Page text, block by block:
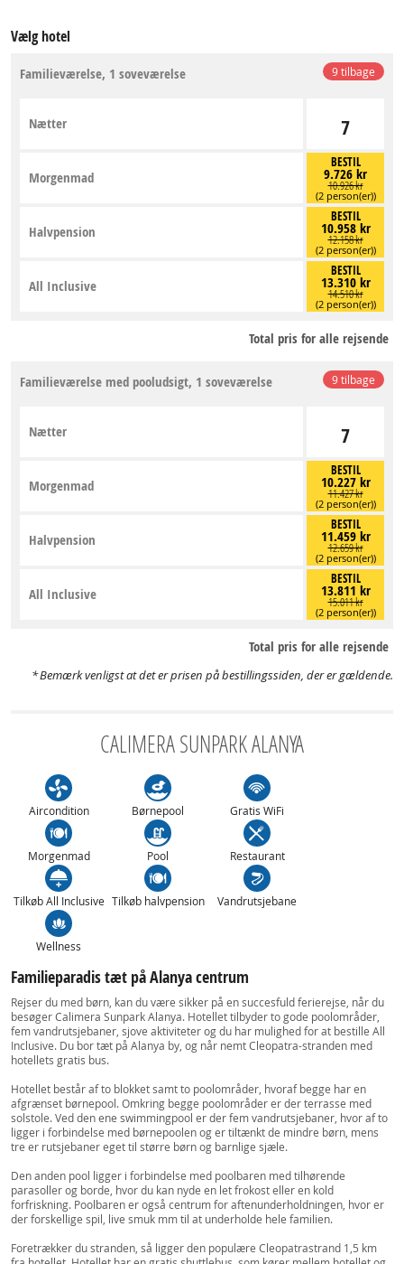
Vælg hotel
9 tilbage
Familieværelse, 1 soveværelse
7
Nætter
BESTIL
9.726 kr
10.926 kr
(2 person(er))
Morgenmad
BESTIL
10.958 kr
12.158 kr
(2 person(er))
Halvpension
BESTIL
13.310 kr
14.510 kr
(2 person(er))
All Inclusive
Total pris for alle rejsende
9 tilbage
Familieværelse med pooludsigt, 1 soveværelse
7
Nætter
BESTIL
10.227 kr
11.427 kr
(2 person(er))
Morgenmad
BESTIL
11.459 kr
12.659 kr
(2 person(er))
Halvpension
BESTIL
13.811 kr
15.011 kr
(2 person(er))
All Inclusive
Total pris for alle rejsende
Bemærk venligst at det er prisen på bestillingssiden, der er gældende.
CALIMERA SUNPARK ALANYA
Aircondition Børnepool Gratis WiFi
Morgenmad Pool Restaurant
Tilkøb All Inclusive Tilkøb halvpension Vandrutsjebane
Wellness
Familieparadis tæt på Alanya centrum
Rejser du med børn, kan du være sikker på en succesfuld ferierejse, når du
besøger Calimera Sunpark Alanya. Hotellet tilbyder to gode poolområder,
fem vandrutsjebaner, sjove aktiviteter og du har mulighed for at bestille All
Inclusive. Du bor tæt på Alanya by, og når nemt Cleopatra-stranden med
hotellets gratis bus.
Hotellet består af to blokket samt to poolområder, hvoraf begge har en
afgrænset børnepool. Omkring begge poolområder er der terrasse med
solstole. Ved den ene swimmingpool er der fem vandrutsjebaner, hvor af to
ligger i forbindelse med børnepoolen og er tiltænkt de mindre børn, mens
tre er rutsjebaner eget til større børn og barnlige sjæle.
Den anden pool ligger i forbindelse med poolbaren med tilhørende
parasoller og borde, hvor du kan nyde en let frokost eller en kold
forfriskning. Poolbaren er også centrum for aftenunderholdningen, hvor er
der forskellige spil, live smuk mm til at underholde hele familien.
Foretrækker du stranden, så ligger den populære Cleopatrastrand 1,5 km